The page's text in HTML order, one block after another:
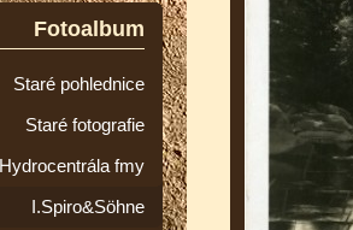
Fotoalbum
Staré pohlednice
Staré fotografie
Hydrocentrála fmy
I.Spiro&Söhne